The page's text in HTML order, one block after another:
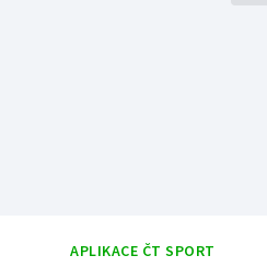
APLIKACE ČT SPORT